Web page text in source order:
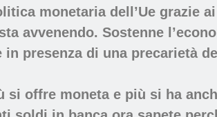
monetaria dell’Ue grazie
avvenendo. Sostenne
presenza di una precarietà
offre moneta e più si ha